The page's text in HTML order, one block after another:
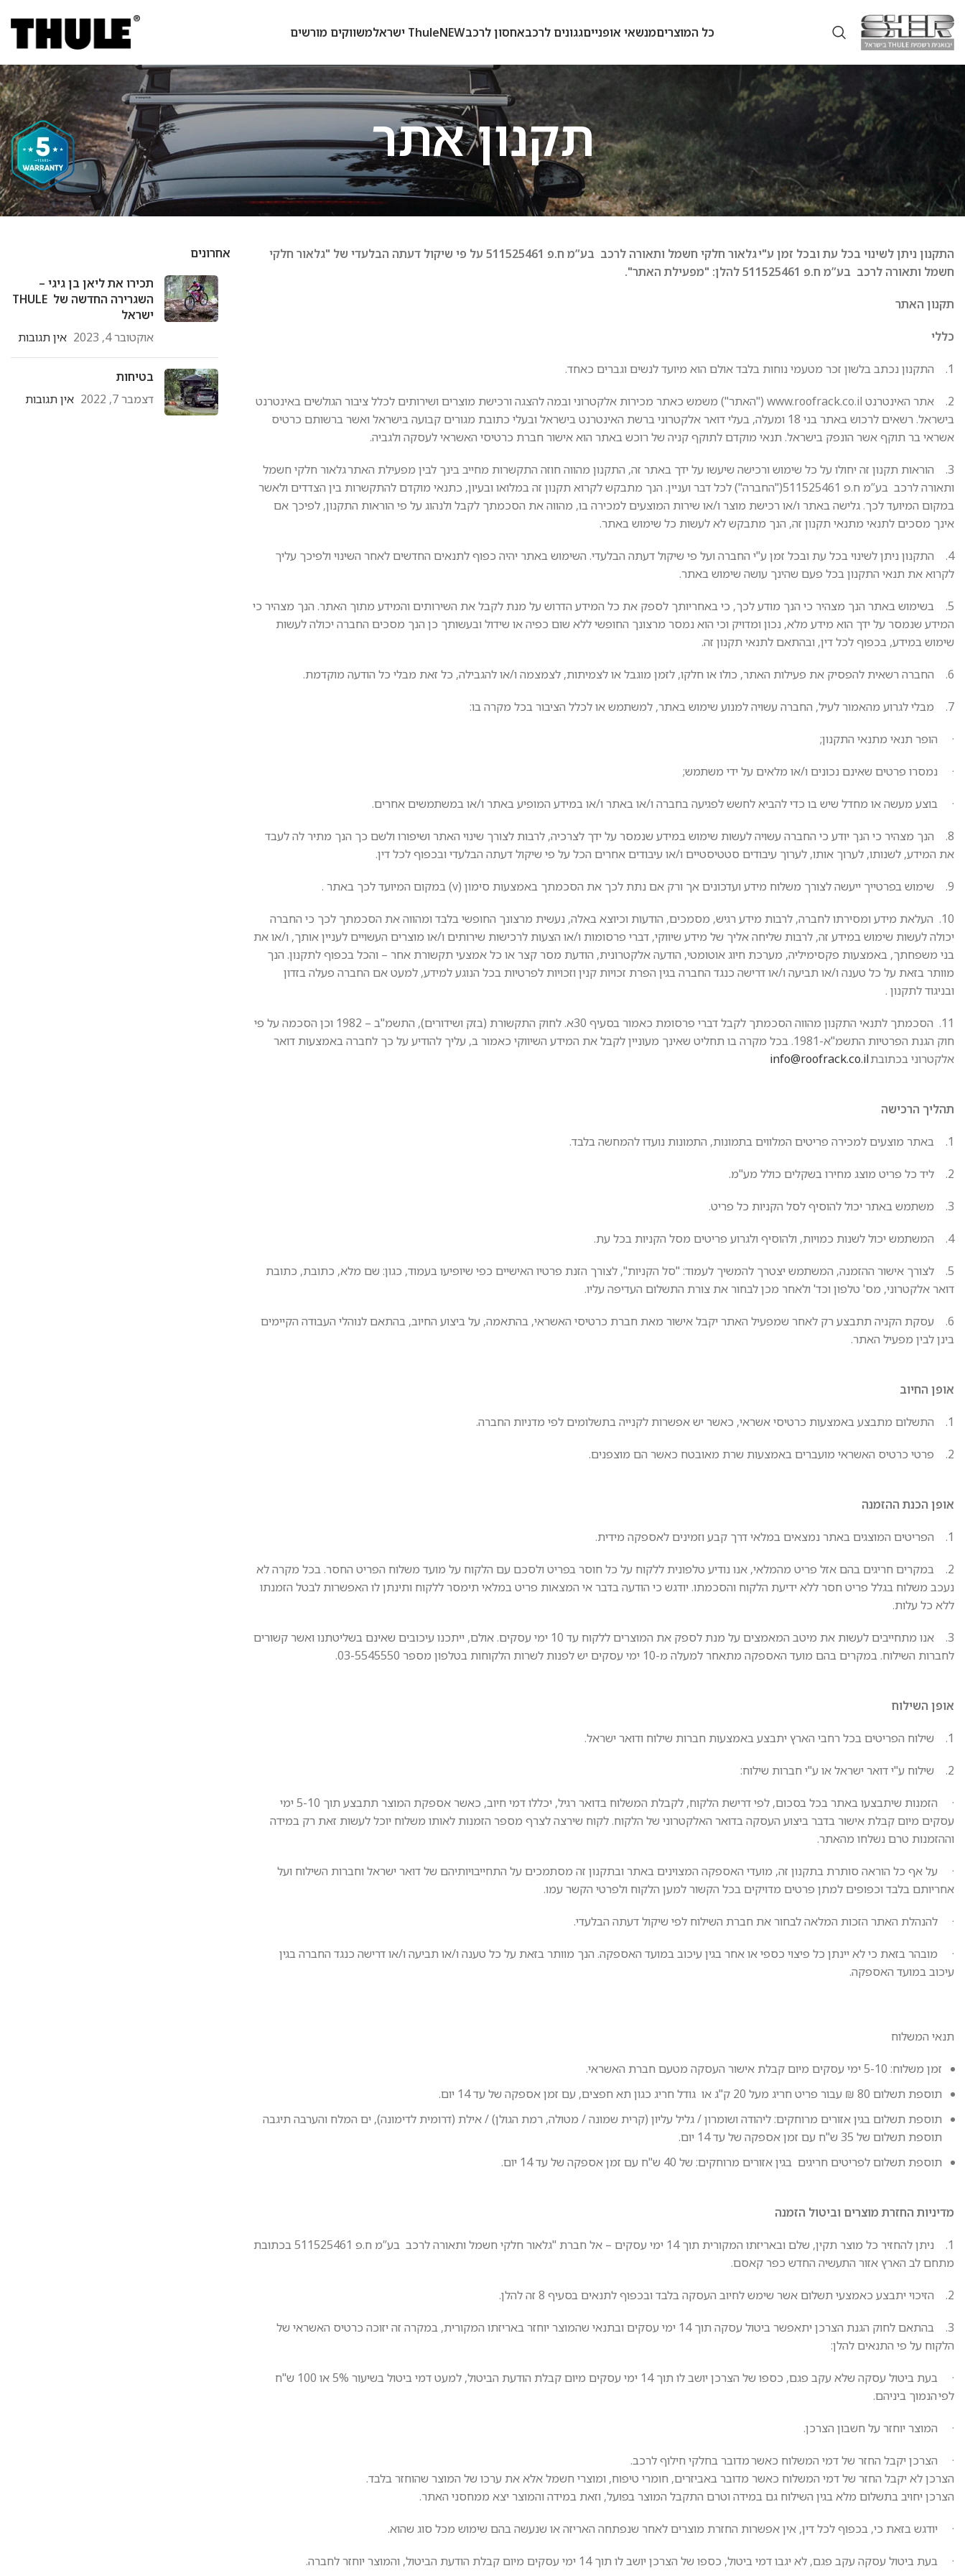
כל המוצריםמנשאי אופנייםגגונים לרכבאחסון לרכבNEWThule ישראל משווקים מורשים
תקנון אתר
התקנון ניתן לשינוי בכל עת ובכל זמן ע"י גלאור חלקי חשמל ותאורה לרכב בע”מ ח.פ 511525461 על פי שיקול דעתה הבלעדי של "גלאור חלקי
חשמל ותאורה לרכב בע”מ ח.פ 511525461 להלן: "מפעילת האתר
".
תקנון האתר
כללי
1. התקנון נכתב בלשון זכר מטעמי נוחות בלבד אולם הוא מיועד לנשים וגברים כאחד.
2. אתר האינטרנט www.roofrack.co.il ("האתר") משמש כאתר מכירות אלקטרוני ובמה להצגה ורכישת מוצרים ושירותים לכלל ציבור הגולשים באינטרנט
בישראל. רשאים לרכוש באתר בני 18 ומעלה, בעלי דואר אלקטרוני ברשת האינטרנט בישראל ובעלי כתובת מגורים קבועה בישראל ואשר ברשותם כרטיס
אשראי בר תוקף אשר הונפק בישראל. תנאי מוקדם לתוקף קניה של רוכש באתר הוא אישור חברת כרטיסי האשראי לעסקה ולגביה.
3. הוראות תקנון זה יחולו על כל שימוש ורכישה שיעשו על ידך באתר זה, התקנון מהווה חוזה התקשרות מחייב בינך לבין מפעילת האתר גלאור חלקי חשמל
ותאורה לרכב בע”מ ח.פ 511525461("החברה") לכל דבר ועניין. הנך מתבקש לקרוא תקנון זה במלואו ובעיון, כתנאי מוקדם להתקשרות בין הצדדים ולאשר
במקום המיועד לכך. גלישה באתר ו/או רכישת מוצר ו/או שירות המוצעים למכירה בו, מהווה את הסכמתך לקבל ולנהוג על פי הוראות התקנון, לפיכך אם
אינך מסכים לתנאי מתנאי תקנון זה, הנך מתבקש לא לעשות כל שימוש באתר.
4. התקנון ניתן לשינוי בכל עת ובכל זמן ע"י החברה ועל פי שיקול דעתה הבלעדי. השימוש באתר יהיה כפוף לתנאים החדשים לאחר השינוי ולפיכך עליך
לקרוא את תנאי התקנון בכל פעם שהינך עושה שימוש באתר.
5. בשימוש באתר הנך מצהיר כי הנך מודע לכך, כי באחריותך לספק את כל המידע הדרוש על מנת לקבל את השירותים והמידע מתוך האתר. הנך מצהיר כי
המידע שנמסר על ידך הוא מידע מלא, נכון ומדויק וכי הוא נמסר מרצונך החופשי ללא שום כפיה או שידול ובעשותך כן הנך מסכים החברה יכולה לעשות
שימוש במידע, בכפוף לכל דין, ובהתאם לתנאי תקנון זה.
6. החברה רשאית להפסיק את פעילות האתר, כולו או חלקו, לזמן מוגבל או לצמיתות, לצמצמה ו/או להגבילה, כל זאת מבלי כל הודעה מוקדמת.
7. מבלי לגרוע מהאמור לעיל, החברה עשויה למנוע שימוש באתר, למשתמש או לכלל הציבור בכל מקרה בו:
· הופר תנאי מתנאי התקנון;
· נמסרו פרטים שאינם נכונים ו/או מלאים על ידי משתמש;
· בוצע מעשה או מחדל שיש בו כדי להביא לחשש לפגיעה בחברה ו/או באתר ו/או במידע המופיע באתר ו/או במשתמשים אחרים.
8. הנך מצהיר כי הנך יודע כי החברה עשויה לעשות שימוש במידע שנמסר על ידך לצרכיה, לרבות לצורך שינוי האתר ושיפורו ולשם כך הנך מתיר לה לעבד
את המידע, לשנותו, לערוך אותו, לערוך עיבודים סטטיסטיים ו/או עיבודים אחרים הכל על פי שיקול דעתה הבלעדי ובכפוף לכל דין.
9. שימוש בפרטייך ייעשה לצורך משלוח מידע ועדכונים אך ורק אם נתת לכך את הסכמתך באמצעות סימון (v) במקום המיועד לכך באתר .
10. העלאת מידע ומסירתו לחברה, לרבות מידע רגיש, מסמכים, הודעות וכיוצא באלה, נעשית מרצונך החופשי בלבד ומהווה את הסכמתך לכך כי החברה
יכולה לעשות שימוש במידע זה, לרבות שליחה אליך של מידע שיווקי, דברי פרסומות ו/או הצעות לרכישות שירותים ו/או מוצרים העשויים לעניין אותך, ו/או את
בני משפחתך, באמצעות פקסימיליה, מערכת חיוג אוטומטי, הודעה אלקטרונית, הודעת מסר קצר או כל אמצעי תקשורת אחר – והכל בכפוף לתקנון. הנך
מוותר בזאת על כל טענה ו/או תביעה ו/או דרישה כנגד החברה בגין הפרת זכויות קנין וזכויות לפרטיות בכל הנוגע למידע, למעט אם החברה פעלה בזדון
ובניגוד לתקנון .
11. הסכמתך לתנאי התקנון מהווה הסכמתך לקבל דברי פרסומת כאמור בסעיף 30א. לחוק התקשורת (בזק ושידורים), התשמ"ב – 1982 וכן הסכמה על פי
חוק הגנת הפרטיות התשמ"א-1981. בכל מקרה בו תחליט שאינך מעוניין לקבל את המידע השיווקי כאמור ב, עליך להודיע על כך לחברה באמצעות דואר
אלקטרוני בכתובתinfo@roofrack.co.il
תהליך הרכישה
1. באתר מוצעים למכירה פריטים המלווים בתמונות, התמונות נועדו להמחשה בלבד.
2. ליד כל פריט מוצג מחירו בשקלים כולל מע"מ.
3. משתמש באתר יכול להוסיף לסל הקניות כל פריט.
4. המשתמש יכול לשנות כמויות, ולהוסיף ולגרוע פריטים מסל הקניות בכל עת.
5. לצורך אישור ההזמנה, המשתמש יצטרך להמשיך לעמוד: "סל הקניות", לצורך הזנת פרטיו האישיים כפי שיופיעו בעמוד, כגון: שם מלא, כתובת, כתובת
דואר אלקטרוני, מס' טלפון וכד' ולאחר מכן לבחור את צורת התשלום העדיפה עליו.
6. עסקת הקניה תתבצע רק לאחר שמפעיל האתר יקבל אישור מאת חברת כרטיסי האשראי, בהתאמה, על ביצוע החיוב, בהתאם לנוהלי העבודה הקיימים
בינן לבין מפעיל האתר.
אופן החיוב
1. התשלום מתבצע באמצעות כרטיסי אשראי, כאשר יש אפשרות לקנייה בתשלומים לפי מדניות החברה.
2. פרטי כרטיס האשראי מועברים באמצעות שרת מאובטח כאשר הם מוצפנים.
אופן הכנת ההזמנה
1. הפריטים המוצגים באתר נמצאים במלאי דרך קבע וזמינים לאספקה מידית.
2. במקרים חריגים בהם אזל פריט מהמלאי, אנו נודיע טלפונית ללקוח על כל חוסר בפריט ולסכם עם הלקוח על מועד משלוח הפריט החסר. בכל מקרה לא
נעכב משלוח בגלל פריט חסר ללא ידיעת הלקוח והסכמתו. יודגש כי הודעה בדבר אי המצאות פריט במלאי תימסר ללקוח ותינתן לו האפשרות לבטל הזמנתו
ללא כל עלות.
3. אנו מתחייבים לעשות את מיטב המאמצים על מנת לספק את המוצרים ללקוח עד 10 ימי עסקים. אולם, ייתכנו עיכובים שאינם בשליטתנו ואשר קשורים
לחברות השילוח. במקרים בהם מועד האספקה מתאחר למעלה מ-10 ימי עסקים יש לפנות לשרות הלקוחות בטלפון מספר 03-5545550.
אופן השילוח
1. שילוח הפריטים בכל רחבי הארץ יתבצע באמצעות חברות שילוח ודואר ישראל.
2. שילוח ע"י דואר ישראל או ע"י חברות שילוח:
· הזמנות שיתבצעו באתר בכל בסכום, לפי דרישת הלקוח, לקבלת המשלוח בדואר רגיל, יכללו דמי חיוב, כאשר אספקת המוצר תתבצע תוך 5-10 ימי
עסקים מיום קבלת אישור בדבר ביצוע העסקה בדואר האלקטרוני של הלקוח. לקוח שירצה לצרף מספר הזמנות לאותו משלוח יוכל לעשות זאת רק במידה
וההזמנות טרם נשלחו מהאתר.
· על אף כל הוראה סותרת בתקנון זה, מועדי האספקה המצוינים באתר ובתקנון זה מסתמכים על התחייבויותיהם של דואר ישראל וחברות השילוח ועל
אחריותם בלבד וכפופים למתן פרטים מדויקים בכל הקשור למען הלקוח ולפרטי הקשר עמו.
· להנהלת האתר הזכות המלאה לבחור את חברת השילוח לפי שיקול דעתה הבלעדי.
· מובהר בזאת כי לא יינתן כל פיצוי כספי או אחר בגין עיכוב במועד האספקה. הנך מוותר בזאת על כל טענה ו/או תביעה ו/או דרישה כנגד החברה בגין
עיכוב במועד האספקה.
תנאי המשלוח
זמן משלוח: 5-10 ימי עסקים מיום קבלת אישור העסקה מטעם חברת האשראי.
תוספת תשלום 80 ₪ עבור פריט חריג מעל 20 ק"ג או גודל חריג כגון תא חפצים, עם זמן אספקה של עד 14 יום.
תוספת תשלום בגין אזורים מרוחקים: ליהודה ושומרון / גליל עליון (קרית שמונה / מטולה, רמת הגולן) / אילת (דרומית לדימונה), ים המלח והערבה תיגבה
תוספת תשלום של 35 ש"ח עם זמן אספקה של עד 14 יום.
תוספת תשלום לפריטים חריגים בגין אזורים מרוחקים: של 40 ש"ח עם זמן אספקה של עד 14 יום.
מדיניות החזרת מוצרים וביטול הזמנה
1. ניתן להחזיר כל מוצר תקין, שלם ובאריזתו המקורית תוך 14 ימי עסקים – אל חברת "גלאור חלקי חשמל ותאורה לרכב בע”מ ח.פ 511525461 בכתובת
מתחם לב הארץ אזור התעשיה החדש כפר קאסם.
2. הזיכוי יתבצע כאמצעי תשלום אשר שימש לחיוב העסקה בלבד ובכפוף לתנאים בסעיף 8 זה להלן.
3. בהתאם לחוק הגנת הצרכן יתאפשר ביטול עסקה תוך 14 ימי עסקים ובתנאי שהמוצר יוחזר באריזתו המקורית, במקרה זה יזוכה כרטיס האשראי של
הלקוח על פי התנאים להלן:
· בעת ביטול עסקה שלא עקב פגם, כספו של הצרכן יושב לו תוך 14 ימי עסקים מיום קבלת הודעת הביטול, למעט דמי ביטול בשיעור 5% או 100 ש"ח
לפי הנמוך ביניהם.
· המוצר יוחזר על חשבון הצרכן.
· הצרכן יקבל החזר של דמי המשלוח כאשר מדובר בחלקי חילוף לרכב.
הצרכן לא יקבל החזר של דמי המשלוח כאשר מדובר באביזרים, חומרי טיפוח, ומוצרי חשמל אלא את ערכו של המוצר שהוחזר בלבד.
הצרכן יחויב בתשלום מלא בגין השילוח גם במידה וטרם התקבל המוצר בפועל, וזאת במידה והמוצר יצא ממחסני האתר.
· יודגש בזאת כי, בכפוף לכל דין, אין אפשרות החזרת מוצרים לאחר שנפתחה האריזה או שנעשה בהם שימוש מכל סוג שהוא.
· בעת ביטול עסקה עקב פגם, לא יגבו דמי ביטול, כספו של הצרכן יושב לו תוך 14 ימי עסקים מיום קבלת הודעת הביטול, והמוצר יוחזר לחברה.
אחרונים
תכירו את ליאן בן גיגי –
השגרירה החדשה של THULE
ישראל
אוקטובר 4, 2023
אין תגובות
בטיחות
דצמבר 7, 2022
אין תגובות